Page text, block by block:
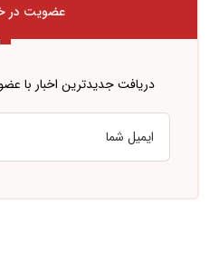
عضویت در
دریافت جدیدترین اخبار با